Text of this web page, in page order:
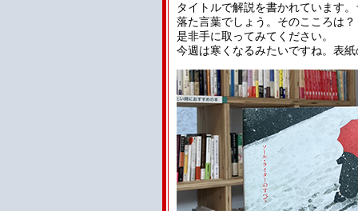
タイトルで解説を書かれています
落た言葉でしょう。そのこころは？
是非手に取ってみてください。
今週は寒くなるみたいですね。表